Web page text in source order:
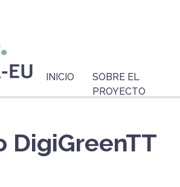
Principal
INICIO
SOBRE EL
PROYECTO
DigiGreenTT